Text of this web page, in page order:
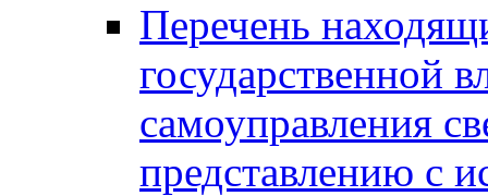
Перечень
государственной
самоуправления
представлению с